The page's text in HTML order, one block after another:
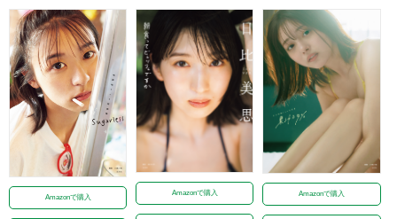
Amazonで購入
Amazonで購入 Amazonで購入